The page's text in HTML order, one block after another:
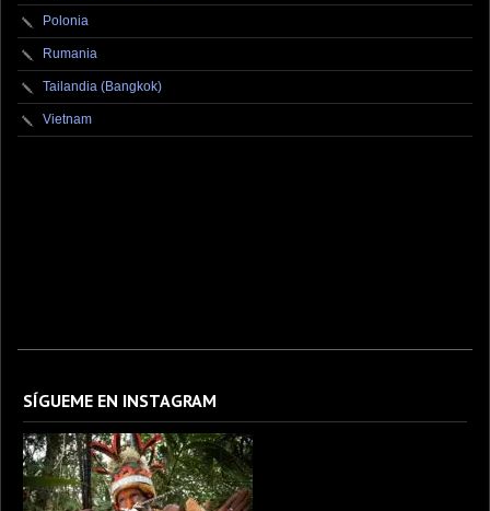
Polonia
Rumania
Tailandia (Bangkok)
Vietnam
SÍGUEME EN INSTAGRAM